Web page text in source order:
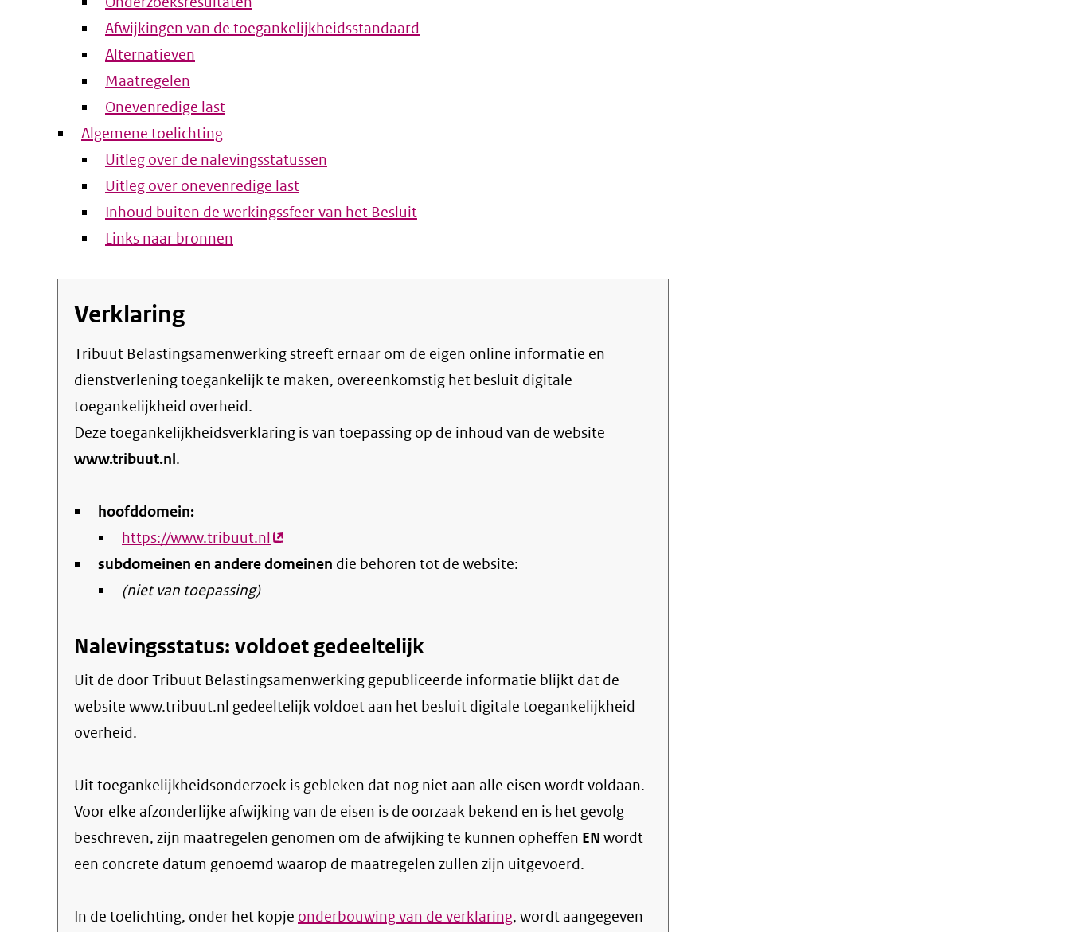
Afwijkingen van de toegankelijkheidsstandaard
Alternatieven
Maatregelen
Onevenredige last
Algemene toelichting
Uitleg over de nalevingsstatussen
Uitleg over onevenredige last
Inhoud buiten de werkingssfeer van het Besluit
Links naar bronnen
Verklaring
Tribuut Belastingsamenwerking streeft ernaar om de eigen online informatie en
dienstverlening toegankelijk te maken, overeenkomstig het besluit digitale
toegankelijkheid overheid.
Deze toegankelijkheidsverklaring is van toepassing op de inhoud van de website
www.tribuut.nl.
hoofddomein:
https://www.tribuut.nl(externe
link)
subdomeinen en andere domeinen die behoren tot de website:
(niet van toepassing)
Nalevingsstatus: voldoet gedeeltelijk
Uit de door Tribuut Belastingsamenwerking gepubliceerde informatie blijkt dat de
website www.tribuut.nl gedeeltelijk voldoet aan het besluit digitale toegankelijkheid
overheid.
Uit toegankelijkheidsonderzoek is gebleken dat nog niet aan alle eisen wordt voldaan.
Voor elke afzonderlijke afwijking van de eisen is de oorzaak bekend en is het gevolg
beschreven, zijn maatregelen genomen om de afwijking te kunnen opheffen EN wordt
een concrete datum genoemd waarop de maatregelen zullen zijn uitgevoerd.
In de toelichting, onder het kopje onderbouwing van de verklaring, wordt aangegeven